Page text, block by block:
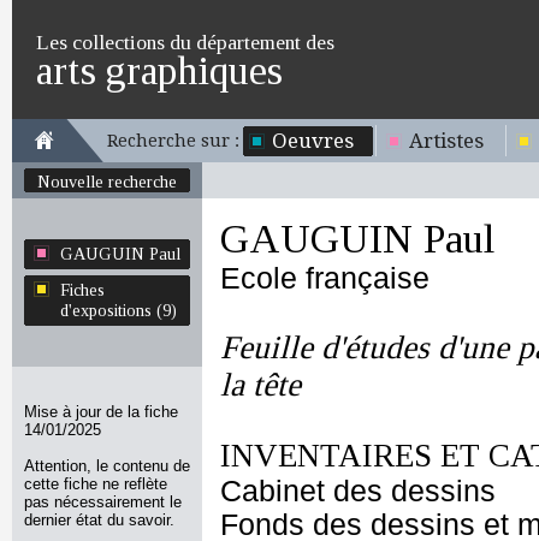
Les collections du département des
arts graphiques
Recherche sur : Oeuvres Artistes
Nouvelle recherche
GAUGUIN Paul
Fiches
d'expositions (9)
Mise à jour de la fiche
14/01/2025
Attention, le contenu de
cette fiche ne reflète
pas nécessairement le
dernier état du savoir.
GAUGUIN Paul
Ecole française
Feuille d'études d'une
la tête
INVENTAIRES ET
Cabinet des dessins
Fonds des dessins et